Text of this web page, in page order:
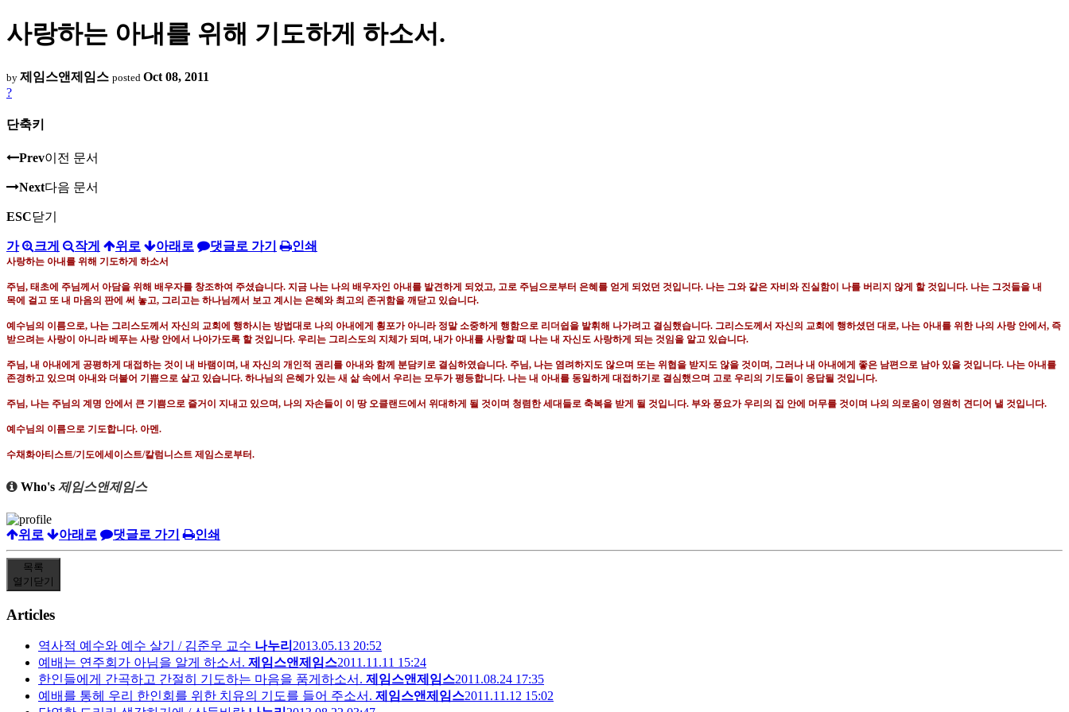
사랑하는 아내를 위해 기도하게 하소서.
by 제임스앤제임스 posted Oct 08, 2011
?
단축키
Prev이전 문서
Next다음 문서
ESC닫기
가 크게 작게 위로 아래로 댓글로 가기 인쇄
사랑하는 아내를 위해 기도하게 하소서
주님, 태초에 주님께서 아담을 위해 배우자를 창조하여 주셨습니다. 지금 나는 나의 배우자인 아내를 발견하게 되었고, 고로 주님으로부터 은혜를 얻게 되었던 것입니다. 나는 그와 같은 자비와 진실함이 나를 버리지 않게 할 것입니다. 나는 그것들을 내
목에 걸고 또 내 마음의 판에 써 놓고, 그리고는 하나님께서 보고 계시는 은혜와 최고의 존귀함을 깨닫고 있습니다.
예수님의 이름으로, 나는 그리스도께서 자신의 교회에 행하시는 방법대로 나의 아내에게 횡포가 아니라 정말 소중하게 행함으로 리더쉽을 발휘해 나가려고 결심했습니다. 그리스도께서 자신의 교회에 행하셨던 대로, 나는 아내를 위한 나의 사랑 안에서, 즉
받으려는 사랑이 아니라 베푸는 사랑 안에서 나아가도록 할 것입니다. 우리는 그리스도의 지체가 되며, 내가 아내를 사랑할 때 나는 내 자신도 사랑하게 되는 것임을 알고 있습니다.
주님, 내 아내에게 공평하게 대접하는 것이 내 바램이며, 내 자신의 개인적 권리를 아내와 함께 분담키로 결심하였습니다. 주님, 나는 염려하지도 않으며 또는 위협을 받지도 않을 것이며, 그러나 내 아내에게 좋은 남편으로 남아 있을 것입니다. 나는 아내를
존경하고 있으며 아내와 더불어 기쁨으로 살고 있습니다. 하나님의 은혜가 있는 새 삶 속에서 우리는 모두가 평등합니다. 나는 내 아내를 동일하게 대접하기로 결심했으며 고로 우리의 기도들이 응답될 것입니다.
주님, 나는 주님의 계명 안에서 큰 기쁨으로 즐거이 지내고 있으며, 나의 자손들이 이 땅 오클랜드에서 위대하게 될 것이며 청렴한 세대들로 축복을 받게 될 것입니다. 부와 풍요가 우리의 집 안에 머무를 것이며 나의 의로움이 영원히 견디어 낼 것입니다.
예수님의 이름으로 기도합니다. 아멘.
수채화아티스트/기도에세이스트/칼럼니스트 제임스로부터.
Who's 제임스앤제임스
위로 아래로 댓글로 가기 인쇄
목록
열기 닫기
Articles
역사적 예수와 예수 살기 / 김준우 교수 나누리 2013.05.13 20:52
예배는 연주회가 아님을 알게 하소서. 제임스앤제임스2011.11.11 15:24
한인들에게 간곡하고 간절히 기도하는 마음을 품게하소서. 제임스앤제임스2011.08.24 17:35
예배를 통헤 우리 한인회를 위한 치유의 기도를 들어 주소서. 제임스앤제임스2011.11.12 15:02